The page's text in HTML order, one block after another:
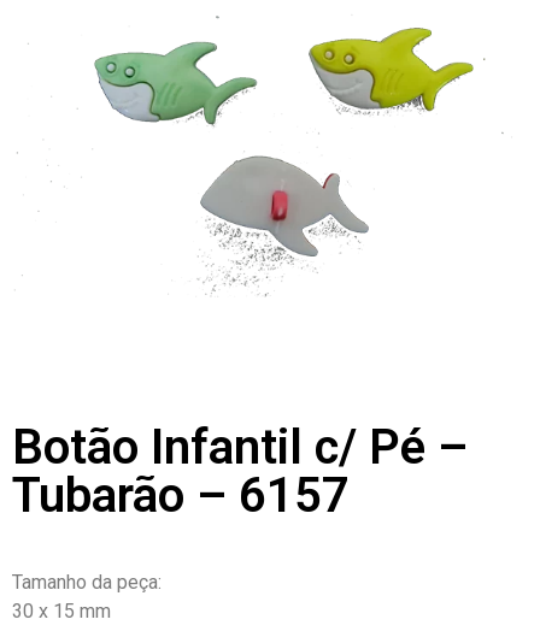
Botão Infantil c/ Pé –
Tubarão – 6157
Tamanho da peça:
30 x 15 mm